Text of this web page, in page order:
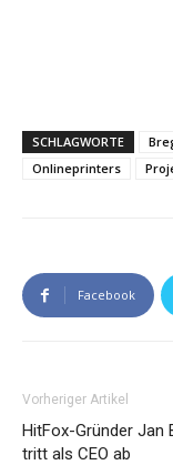
SCHLAGWORTE
Onlineprinters
Facebook
Vorheriger Artikel
HitFox-Gründer Jan
tritt als CEO ab